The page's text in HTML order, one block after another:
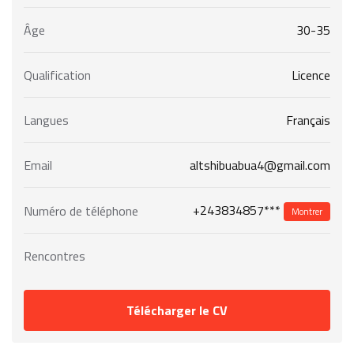
Âge 30-35
Qualification Licence
Langues Français
Email altshibuabua4@gmail.com
Numéro de téléphone +243834857*** Montrer
Rencontres
Télécharger le CV